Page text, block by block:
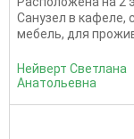
Санузел в кафеле,
мебель, для
Нейверт Светлана
Анатольевна